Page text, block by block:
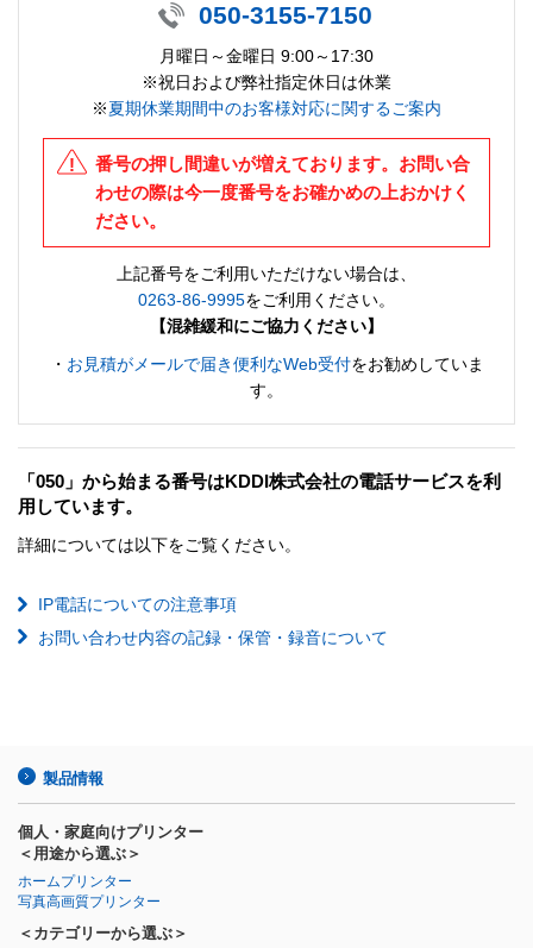
050-3155-7150
月曜日～金曜日 9:00～17:30
※祝日および弊社指定休日は休業
※夏期休業期間中のお客様対応に関するご案内
番号の押し間違いが増えております。お問い合
わせの際は今一度番号をお確かめの上おかけく
ださい。
上記番号をご利用いただけない場合は、
0263-86-9995をご利用ください。
【混雑緩和にご協力ください】
・ お見積がメールで届き便利なWeb受付をお勧めしていま
す。
「050」から始まる番号はKDDI株式会社の電話サービスを利
用しています。
詳細については以下をご覧ください。
IP電話についての注意事項
お問い合わせ内容の記録・保管・録音について
製品情報
個人・家庭向けプリンター
＜用途から選ぶ＞
ホームプリンター
写真高画質プリンター
＜カテゴリーから選ぶ＞